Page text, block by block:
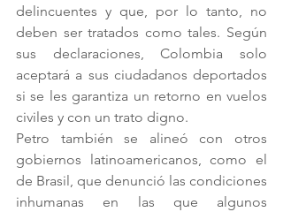
delincuentes y que, por lo tanto, no
deben ser tratados como tales. Según
sus declaraciones, Colombia solo
aceptará a sus ciudadanos deportados
si se les garantiza un retorno en vuelos
civiles y con un trato digno.
Petro también se alineó con otros
gobiernos latinoamericanos, como el
de Brasil, que denunció las condiciones
inhumanas en las que algunos